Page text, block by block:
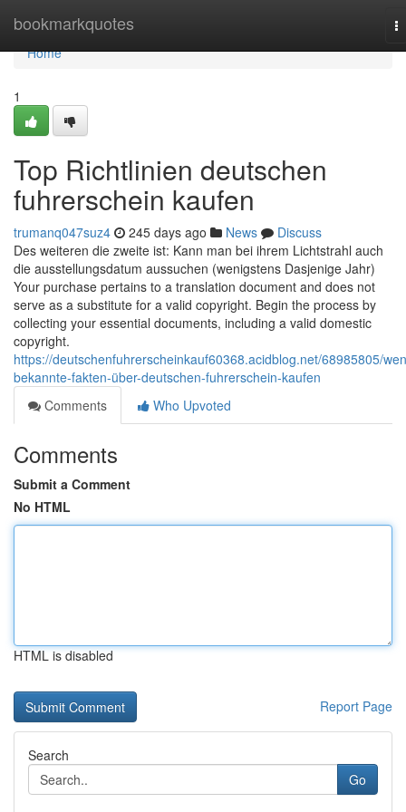
bookmarkquotes
Home
Home
1
Top Richtlinien deutschen
fuhrerschein kaufen
trumanq047suz4 245 days ago News
Discuss
Des weiteren die zweite ist: Kann man bei ihrem Lichtstrahl auch
die ausstellungsdatum aussuchen (wenigstens Dasjenige Jahr)
Your purchase pertains to a translation document and does not
serve as a substitute for a valid copyright. Begin the process by
collecting your essential documents, including a valid domestic
copyright.
https://deutschenfuhrerscheinkauf60368.acidblog.net/68985805/
bekannte-fakten-über-deutschen-fuhrerschein-kaufen
Comments
Who Upvoted
Comments
Submit a Comment
No HTML
HTML is disabled
Report Page
Search
Go